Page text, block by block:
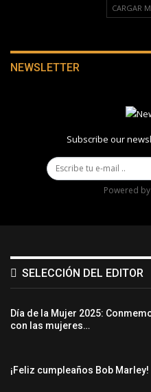
CARGAR
NEWSLETTER
Subscribe our
Powered by
SELECCIÓN DEL EDITOR
Día de la Mujer 2025:
con las mujeres…
¡Feliz cumpleaños Bob Marley!